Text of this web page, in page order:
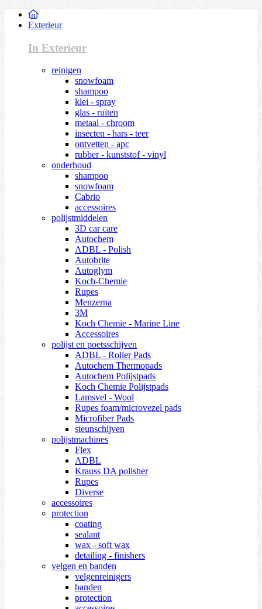
Exterieur
In Exterieur
reinigen
snowfoam
shampoo
klei - spray
glas - ruiten
metaal - chroom
insecten - hars - teer
ontvetten - apc
rubber - kunststof - vinyl
onderhoud
shampoo
snowfoam
Cabrio
accessoires
polijstmiddelen
3D car care
Autochem
ADBL - Polish
Autobrite
Autoglym
Koch-Chemie
Rupes
Menzerna
3M
Koch Chemie - Marine Line
Accessoires
polijst en poetsschijven
ADBL - Roller Pads
Autochem Thermopads
Autochem Polijstpads
Koch Chemie Polijstpads
Lamsvel - Wool
Rupes foam/microvezel pads
Microfiber Pads
steunschijven
polijstmachines
Flex
ADBL
Krauss DA polisher
Rupes
Diverse
accessoires
protection
coating
sealant
wax - soft wax
detailing - finishers
velgen en banden
velgenreinigers
banden
protection